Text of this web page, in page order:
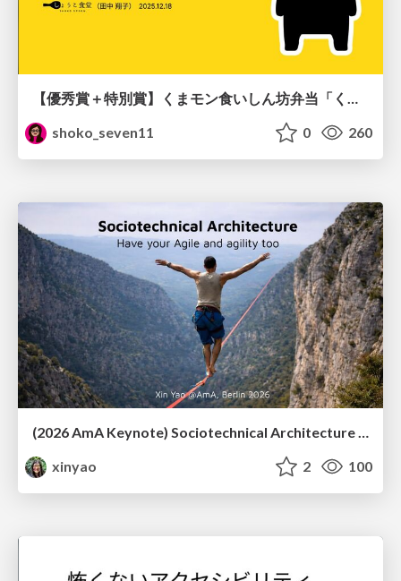
【優秀賞＋特別賞】くまモン食いしん坊弁当「くまモンの魔法の柑橘弁当」最終審査資料
shoko_seven11
0 260
xinyao
2 100